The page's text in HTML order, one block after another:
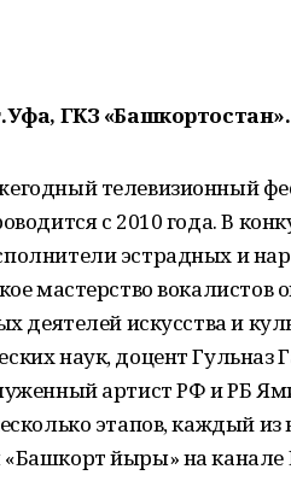
ГКЗ «Башкортостан».
телевизионный
с 2010 года. В
эстрадных и
мастерство
деятелей искусства и
наук, доцент Гульназ
артист РФ и РБ
этапов, каждый
йыры» на канале